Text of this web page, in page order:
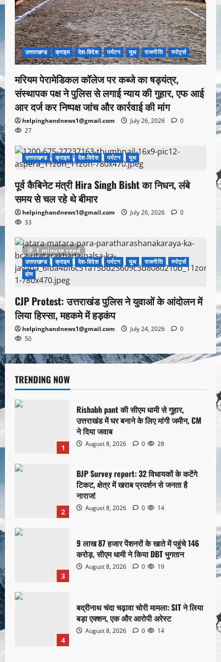
उत्तराखण्ड क्राइम देश-विदेश पर्यटन यूथ राजनीति स्पोर्ट्स
मरियम पेरामेडिकल कॉलेज पर कब्जे का षड्यंत्र,
संस्थापक पक्ष ने पुलिस से लगाई न्याय की गुहार, एफ आई
आर दर्ज कर निष्पक्ष जांच और कार्रवाई की मांग
helpinghandnews1@gmail.com July 26, 2026
0
27
1 minute read
उत्तराखण्ड क्राइम देश-विदेश पर्यटन यूथ
पूर्व कैबिनेट मंत्री Hira Singh Bisht का निधन, लंबे
समय से चल रहे थे बीमार
helpinghandnews1@gmail.com July 26, 2026
0
33
1 minute read
उत्तराखण्ड
क्राइम देश-विदेश पर्यटन यूथ राजनीति
स्पोर्ट्स
होम
CJP Protest: उत्तराखंड पुलिस ने युवाओं के आंदोलन में
लिया हिस्सा, महकमे में हड़कंप
helpinghandnews1@gmail.com July 24, 2026
0
50
TRENDING NOW
1
Rishabh pant की सीएम धामी से गुहार,
उत्तराखंड में घर बनाने के लिए मांगी जमीन, CM
ने दिया जवाब
August 8, 2026 0 28
2
BJP Survey report: 32 विधायकों के कटेंगे
टिकट, क्षेत्र में खराब प्रदर्शन से जनता है
नाराज!
August 8, 2026 0 14
3
9 लाख 87 हजार पेंशनरों के खाते में पहुंचे 146
करोड़, सीएम धामी ने किया DBT भुगतान
August 8, 2026 0 19
4
बद्रीनाथ चंदा चढ़ावा चोरी मामला: SIT ने लिया
बड़ा एक्शन, एक और आरोपी अरेस्ट
August 8, 2026 0 14